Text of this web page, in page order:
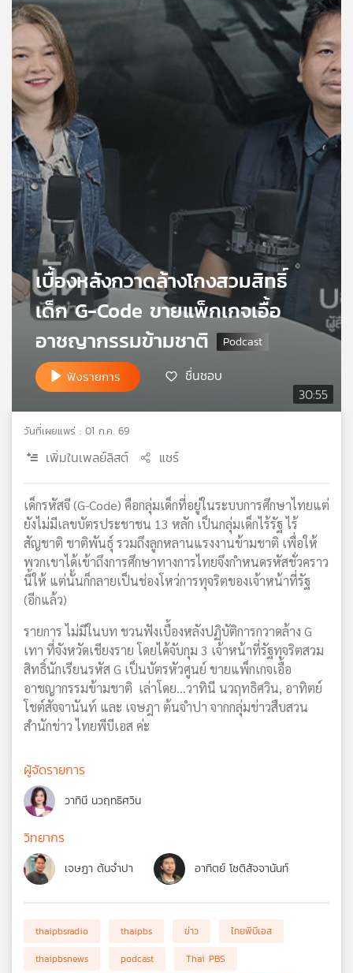
ข่าว
และ
กิจกรรม
เกี่ยว
กับ
เรา
เครือ
ข่าย
วิทยุ
ไทย
พี
วิทยุ
เครือ
ข่าย
30:55
เบื้องหลังกวาดล้างโกงสวมสิทธิ์
เด็ก G-Code ขายแพ็กเกจเอื้อ
อาชญากรรมข้ามชาติ
ฟังรายการ ชื่นชอบ
วันที่เผยแพร่ : 01 ก.ค. 69
เพิ่มในเพลย์ลิสต์ แชร์
เด็กรหัสจี (G-Code) คือกลุ่มเด็กที่อยู่ในระบบการศึกษาไทยแต่
ยังไม่มีเลขบัตรประชาชน 13 หลัก เป็นกลุ่มเด็กไร้รัฐ ไร้
สัญชาติ ชาติพันธุ์ รวมถึงลูกหลานแรงงานข้ามชาติ เพื่อให้
พวกเขาได้เข้าถึงการศึกษาทางการไทยจึงกำหนดรหัสชั่วคราว
นี้ให้ แต่นั้นก็กลายเป็นช่องโหว่การทุจริตของเจ้าหน้าที่รัฐ
(อีกแล้ว)
รายการ ไม่มีในบท ชวนฟังเบื้องหลังปฏิบัติการกวาดล้าง G
เทา ที่จังหวัดเชียงราย โดยได้จับกุม 3 เจ้าหน้าที่รัฐทุจริตสวม
สิทธิ์นักเรียนรหัส G เป็นบัตรหัวศูนย์ ขายแพ็กเกจเอื้อ
อาชญากรรมข้ามชาติ เล่าโดย...วาทินี นวฤทธิศวิน, อาทิตย์
โชต์สัจจานันท์ และ เจษฎา ต้นจำปา จากกลุ่มข่าวสืบสวน
สำนักข่าว ไทยพีบีเอส ค่ะ
ผู้จัดรายการ
วาทินี นวฤทธิศวิน
วิทยากร
เจษฎา ต้นจำปา อาทิตย์ โชติสัจจานันท์
thaipbsradio thaipbs ข่าว
ไทยพีบีเอส
thaipbsnews
podcast
Thai PBS